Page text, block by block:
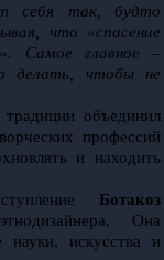
себя так, будто
что «спасение
Самое главное –
делать, чтобы не
объединил
профессий
и находить
Ботакоз
Она
науки, искусства и